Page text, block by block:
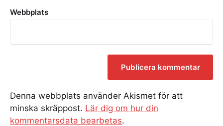
Webbplats
Denna webbplats använder Akismet för att
minska skräppost. Lär dig om hur din
kommentarsdata bearbetas.